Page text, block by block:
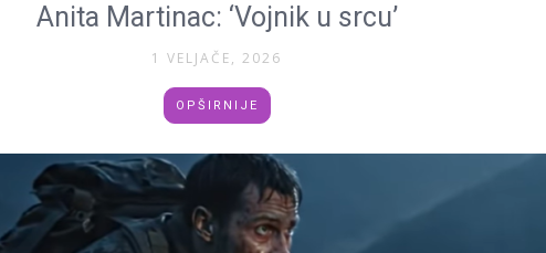
Anita Martinac: ‘Vojnik u srcu’
1 VELJAČE, 2026
OPŠIRNIJE